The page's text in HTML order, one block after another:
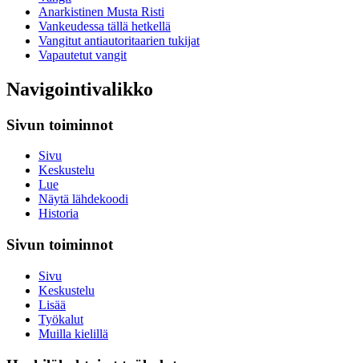
Anarkistinen Musta Risti
Vankeudessa tällä hetkellä
Vangitut antiautoritaarien tukijat
Vapautetut vangit
Navigointivalikko
Sivun toiminnot
Sivu
Keskustelu
Lue
Näytä lähdekoodi
Historia
Sivun toiminnot
Sivu
Keskustelu
Lisää
Työkalut
Muilla kielillä